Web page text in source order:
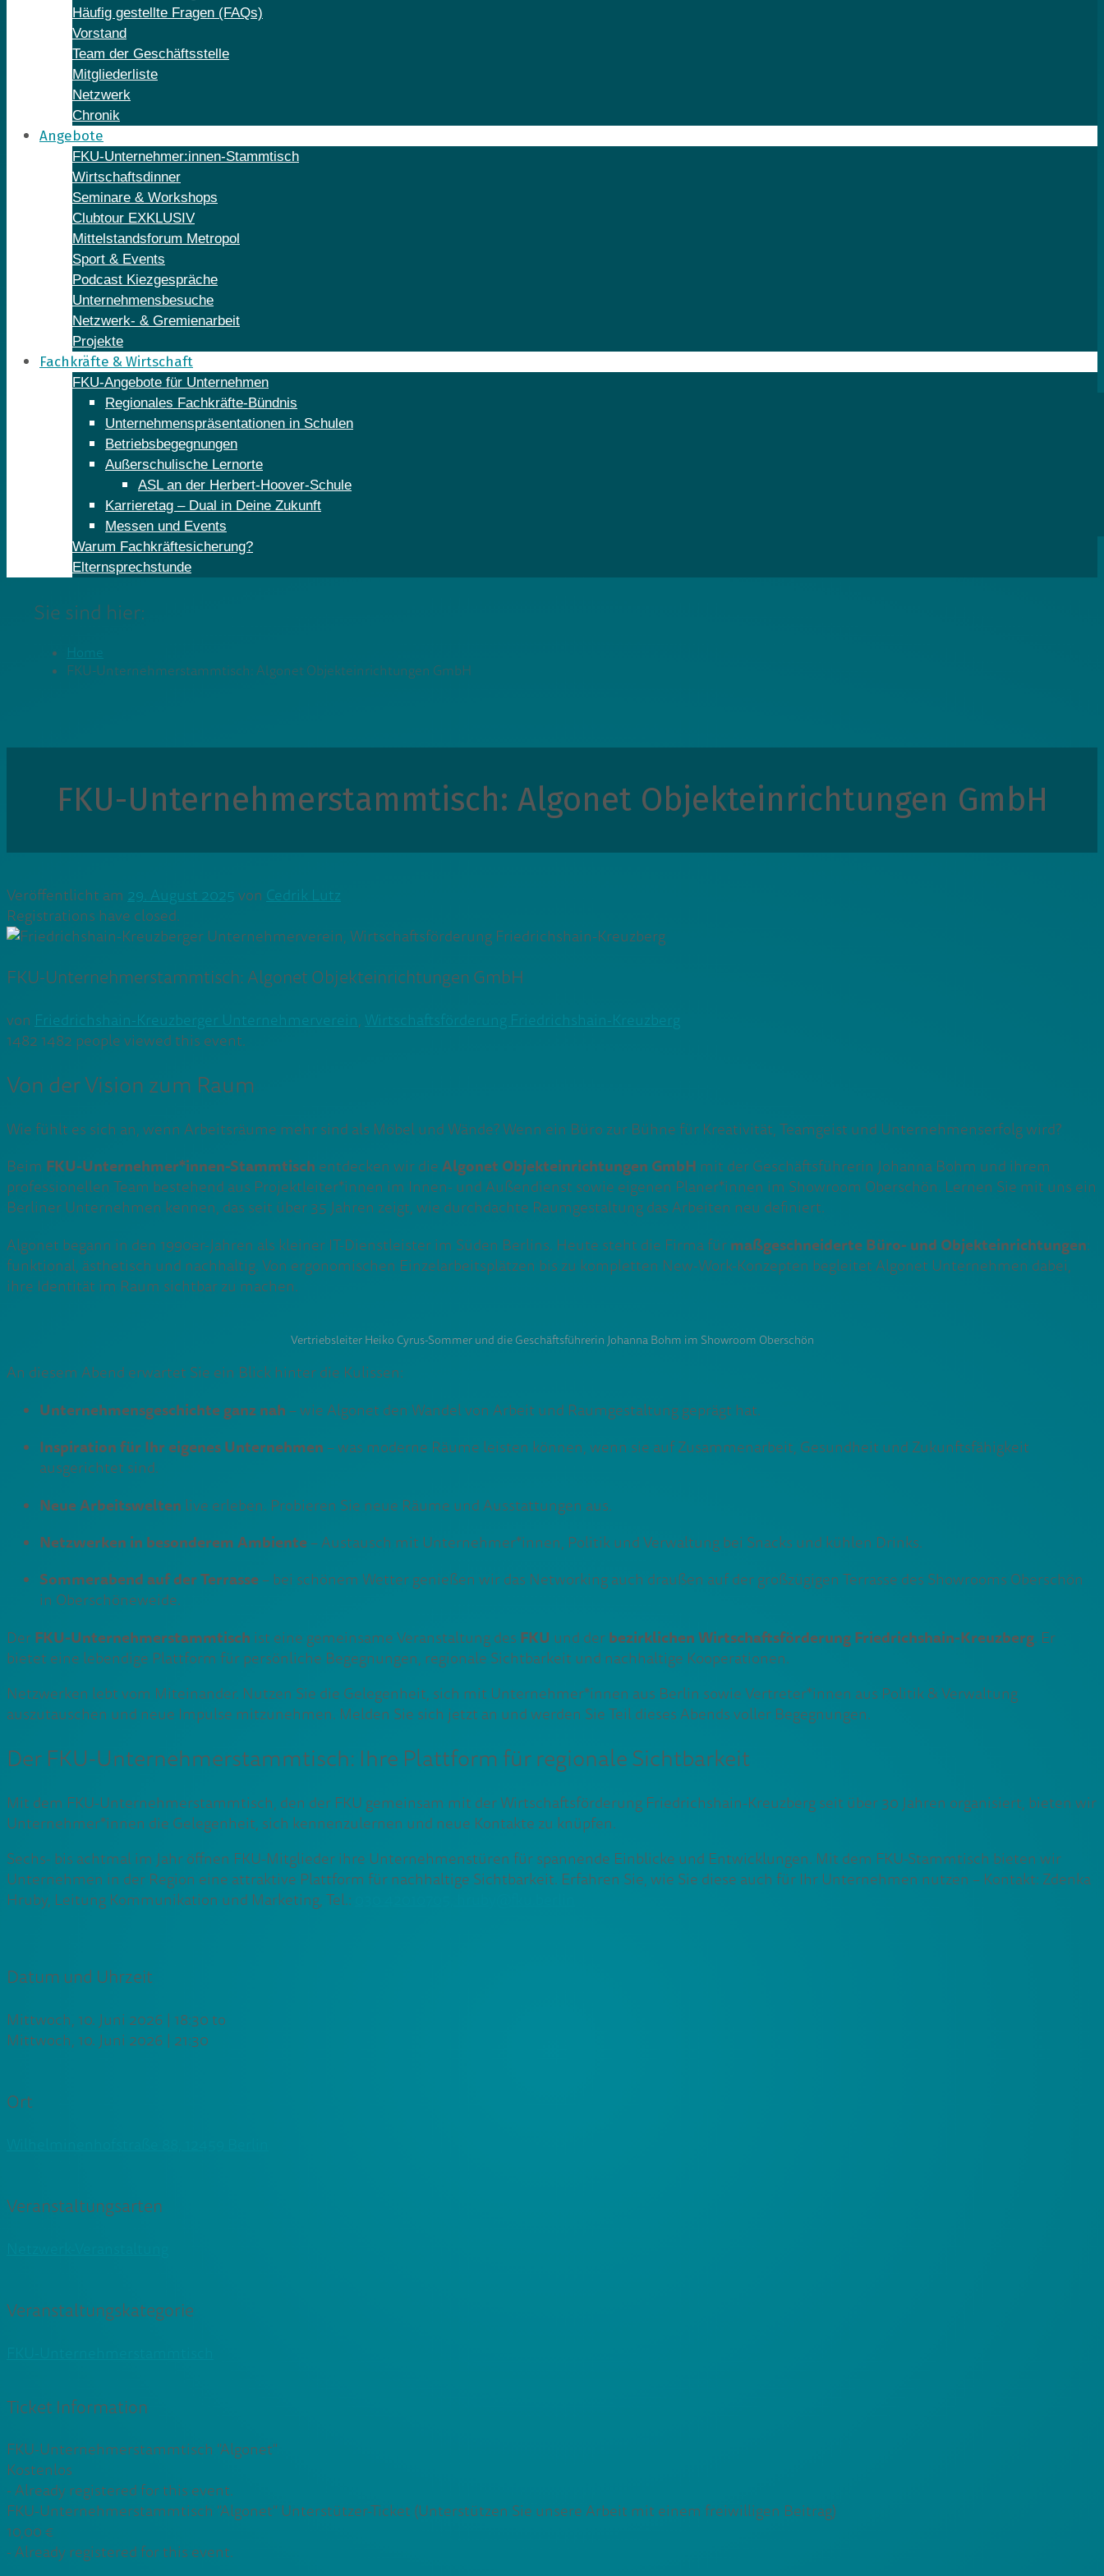
Häufig gestellte Fragen (FAQs)
Vorstand
Team der Geschäftsstelle
Mitgliederliste
Netzwerk
Chronik
Angebote
FKU-Unternehmer:innen-Stammtisch
Wirtschaftsdinner
Seminare & Workshops
Clubtour EXKLUSIV
Mittelstandsforum Metropol
Sport & Events
Podcast Kiezgespräche
Unternehmensbesuche
Netzwerk- & Gremienarbeit
Projekte
Fachkräfte & Wirtschaft
FKU-Angebote für Unternehmen
Regionales Fachkräfte-Bündnis
Unternehmenspräsentationen in Schulen
Betriebsbegegnungen
Außerschulische Lernorte
ASL an der Herbert-Hoover-Schule
Karrieretag – Dual in Deine Zukunft
Messen und Events
Warum Fachkräftesicherung?
Elternsprechstunde
Sie sind hier:
Home
FKU-Unternehmerstammtisch: Algonet Objekteinrichtungen GmbH
FKU-Unternehmerstammtisch: Algonet Objekteinrichtungen GmbH
Veröffentlicht am 29. August 2025 von Cedrik Lutz
Registrations have closed.
FKU-Unternehmerstammtisch: Algonet Objekteinrichtungen GmbH
von Friedrichshain-Kreuzberger Unternehmerverein, Wirtschaftsförderung Friedrichshain-Kreuzberg
1482 1482 people viewed this event.
Von der Vision zum Raum
Wie fühlt es sich an, wenn Arbeitsräume mehr sind als Möbel und Wände? Wenn ein Büro zur Bühne für Kreativität, Teamgeist und Unternehmenserfolg wird?
Beim FKU-Unternehmer*innen-Stammtisch entdecken wir die Algonet Objekteinrichtungen GmbH mit der Geschäftsführerin Johanna Bohm und ihrem
professionellen Team bestehend aus Projektleiter*innen im Innen- und Außendienst sowie eigenen Planer*innen im Showroom Oberschön. Lernen Sie mit uns ein
Berliner Unternehmen kennen, das seit über 35 Jahren zeigt, wie durchdachte Raumgestaltung das Arbeiten neu definiert.
Algonet begann in den 1990er-Jahren als kleiner IT-Dienstleister im Süden Berlins. Heute steht die Firma für maßgeschneiderte Büro- und Objekteinrichtungen:
funktional, ästhetisch und nachhaltig. Von ergonomischen Einzelarbeitsplätzen bis zu kompletten New-Work-Konzepten begleitet Algonet Unternehmen dabei,
ihre Identität im Raum sichtbar zu machen.
Vertriebsleiter Heiko Cyrus-Sommer und die Geschäftsführerin Johanna Bohm im Showroom Oberschön
An diesem Abend erwartet Sie ein Blick hinter die Kulissen:
Unternehmensgeschichte ganz nah – wie Algonet den Wandel von Arbeit und Raumgestaltung geprägt hat.
Inspiration für Ihr eigenes Unternehmen – was moderne Räume leisten können, wenn sie auf Zusammenarbeit, Gesundheit und Zukunftsfähigkeit
ausgerichtet sind.
Neue Arbeitswelten live erleben. Probieren Sie neue Räume und Ausstattungen aus.
Netzwerken in besonderem Ambiente – Austausch mit Unternehmer*innen, Politik und Verwaltung bei Snacks und kühlen Drinks.
Sommerabend auf der Terrasse – bei schönem Wetter genießen wir das Networking auch draußen auf der großzügigen Terrasse des Showrooms Oberschön
in Oberschöneweide.
Der FKU-Unternehmerstammtisch ist eine gemeinsame Veranstaltung des FKU und der bezirklichen Wirtschaftsförderung Friedrichshain-Kreuzberg. Er
bietet eine lebendige Plattform für persönliche Begegnungen, regionale Sichtbarkeit und nachhaltige Kooperationen.
Netzwerken lebt vom Miteinander. Nutzen Sie die Gelegenheit, sich mit Unternehmer*innen aus Berlin sowie Vertreter*innen aus Politik & Verwaltung
auszutauschen und neue Impulse mitzunehmen. Melden Sie sich jetzt an und werden Sie Teil dieses Abends voller Begegnungen.
Der FKU-Unternehmerstammtisch: Ihre Plattform für regionale Sichtbarkeit
Mit dem FKU-Unternehmerstammtisch, den der FKU gemeinsam mit der Wirtschaftsförderung Friedrichshain-Kreuzberg seit über 30 Jahren organisiert, bieten wir
Unternehmer*innen die Gelegenheit, sich kennenzulernen und neue Kontakte zu knüpfen.
Sechs- bis achtmal im Jahr öffnen FKU-Mitglieder ihre Unternehmenstüren für spannende Einblicke und Entwicklungen. Mit dem FKU-Stammtisch bieten wir
Unternehmen in der Region eine attraktive Plattform für nachhaltige Sichtbarkeit. Erfahren Sie, wie Sie diese auch für Ihr Unternehmen nutzen – Kontakt: Zdenka
Hruby, Leitung Kommunikation und Marketing, Tel.:
Datum und Uhrzeit
Mittwoch, 10. Juni 2026 | 18:30 to
Mittwoch, 10. Juni 2026 | 21:30
Ort
Veranstaltungsarten
Veranstaltungskategorie
Ticket Information
FKU-Unternehmerstammtisch "Algonet"
Kostenlos
- Already registered for this event.
FKU-Unternehmerstammtisch "Algonet" Unterstützer-Ticket (Unterstützen Sie unsere Arbeit mit einem freiwilligen Beitrag)
10,00 €
- Already registered for this event.